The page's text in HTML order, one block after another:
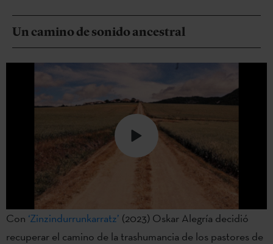
Un camino de sonido ancestral
Con ‘Zinzindurrunkarratz’ (2023) Oskar Alegría decidió
recuperar el camino de la trashumancia de los pastores de